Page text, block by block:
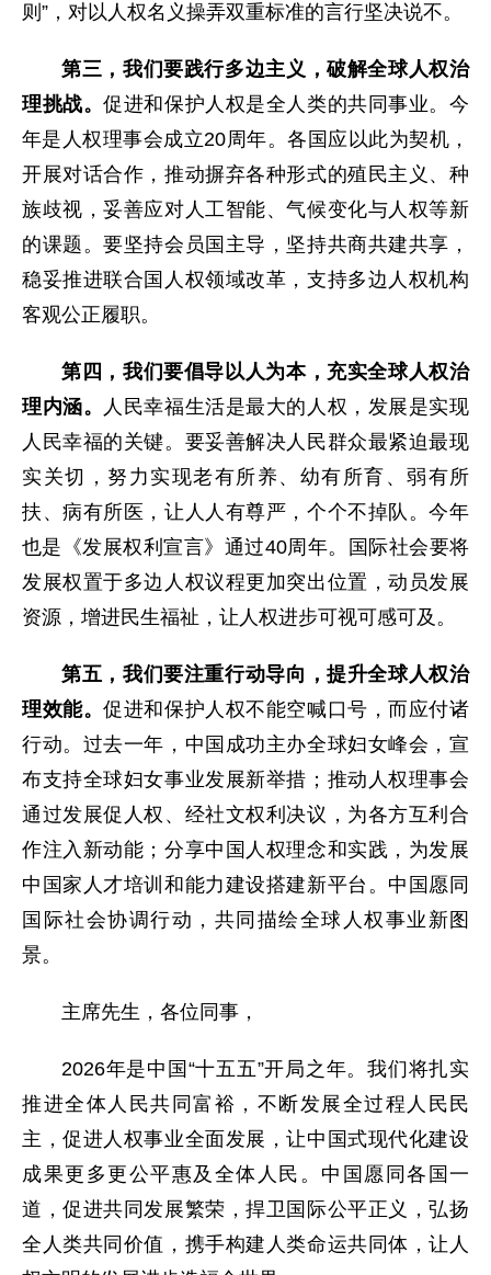
则”，对以人权名义操弄双重标准的言行坚决说不。
第三，我们要践行多边主义，破解全球人权治
理挑战。促进和保护人权是全人类的共同事业。今
年是人权理事会成立20周年。各国应以此为契机，
开展对话合作，推动摒弃各种形式的殖民主义、种
族歧视，妥善应对人工智能、气候变化与人权等新
的课题。要坚持会员国主导，坚持共商共建共享，
稳妥推进联合国人权领域改革，支持多边人权机构
客观公正履职。
第四，我们要倡导以人为本，充实全球人权治
理内涵。
人民幸福生活是最大的人权，发展是实现
人民幸福的关键。要妥善解决人民群众最紧迫最现
实关切，努力实现老有所养、幼有所育、弱有所
扶、病有所医，让人人有尊严，个个不掉队。今年
也是《发展权利宣言》通过40周年。国际社会要将
发展权置于多边人权议程更加突出位置，动员发展
资源，增进民生福祉，让人权进步可视可感可及。
第五，我们要注重行动导向，提升全球人权治
理效能。促进和保护人权不能空喊口号，而应付诸
行动。过去一年，中国成功主办全球妇女峰会，宣
布支持全球妇女事业发展新举措；推动人权理事会
通过发展促人权、经社文权利决议，为各方互利合
作注入新动能；分享中国人权理念和实践，为发展
中国家人才培训和能力建设搭建新平台。中国愿同
国际社会协调行动，共同描绘全球人权事业新图
景。
主席先生，各位同事，
2026年是中国“十五五”开局之年。我们将扎实
推进全体人民共同富裕，不断发展全过程人民民
主，促进人权事业全面发展，让中国式现代化建设
成果更多更公平惠及全体人民。中国愿同各国一
道，促进共同发展繁荣，捍卫国际公平正义，弘扬
全人类共同价值，携手构建人类命运共同体，让人